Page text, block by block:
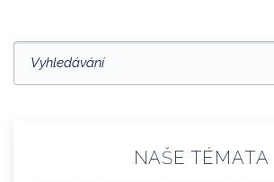
NAŠE TÉMATA